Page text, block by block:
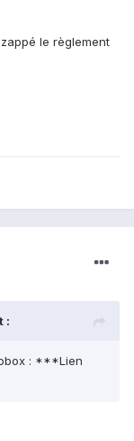
le règlement
:
: ***Lien